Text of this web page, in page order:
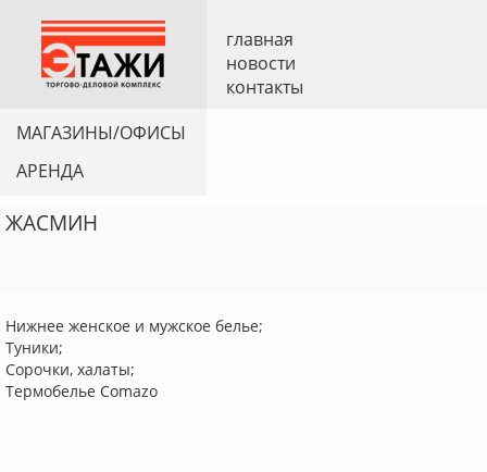
главная
новости
контакты
МАГАЗИНЫ/ОФИСЫ
АРЕНДА
ЖАСМИН
Нижнее женское и мужское белье;
Туники;
Сорочки, халаты;
Термобелье Comazo